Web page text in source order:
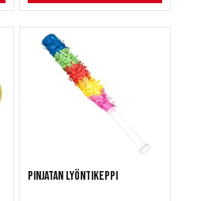
Pinjatan lyöntikeppi